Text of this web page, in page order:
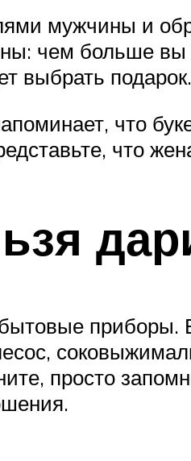
мужчины и
чем больше вы
выбрать подарок.
что
что
приборы.
просто